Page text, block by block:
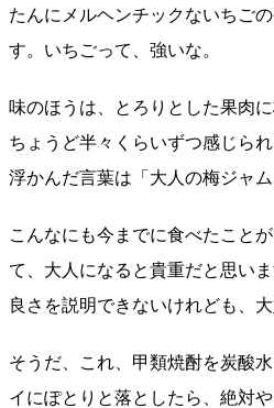
たんにメルヘンチックないちご
す。いちごって、強いな。
味のほうは、とろりとした果肉
ちょうど半々くらいずつ感じら
浮かんだ言葉は「大人の梅ジャム
こんなにも今までに食べたこと
て、大人になると貴重だと思い
良さを説明できないけれども、大
そうだ、これ、甲類焼酎を炭酸
イにぽとりと落としたら、絶対